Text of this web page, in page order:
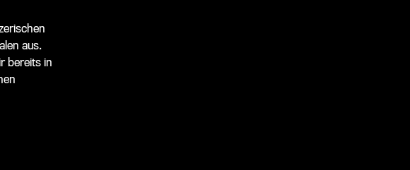
aus.
bereits in